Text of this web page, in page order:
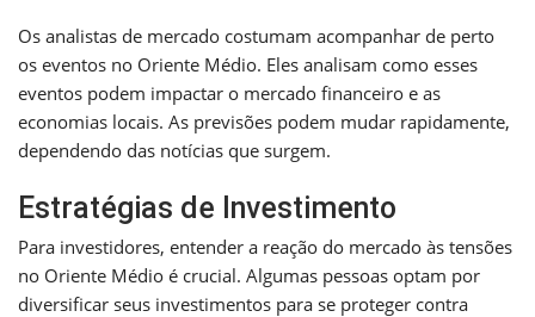
Os analistas de mercado costumam acompanhar de perto
os eventos no Oriente Médio. Eles analisam como esses
eventos podem impactar o mercado financeiro e as
economias locais. As previsões podem mudar rapidamente,
dependendo das notícias que surgem.
Estratégias de Investimento
Para investidores, entender a reação do mercado às tensões
no Oriente Médio é crucial. Algumas pessoas optam por
diversificar seus investimentos para se proteger contra